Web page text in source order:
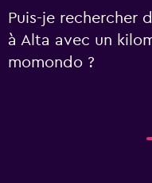
Puis-je rechercher
à Alta avec un
momondo ?